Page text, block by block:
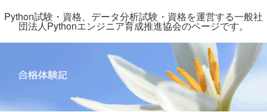
Python試験・資格、データ分析試験・資格を運営する一般社
団法人Pythonエンジニア育成推進協会のページです。